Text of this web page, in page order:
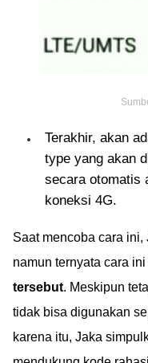
Terakhir, akan
type yang akan
secara otomatis
koneksi 4G.
Saat mencoba cara
namun ternyata cara ini
tersebut. Meskipun
tidak bisa digunakan
karena itu, Jaka